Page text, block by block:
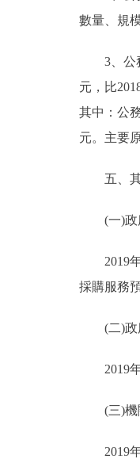
數量、規
3、公務
元，比
其中：公
元。主要
五、其
(一)政
2019年
採購服務
(二)政
2019年
(三)機
2019年